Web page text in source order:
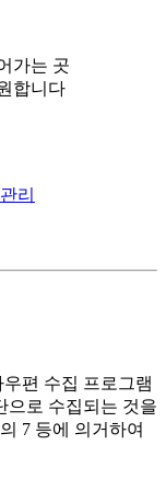
가는 곳
합니다
리
편 수집 프로그램
으로 수집되는 것을
7 등에 의거하여